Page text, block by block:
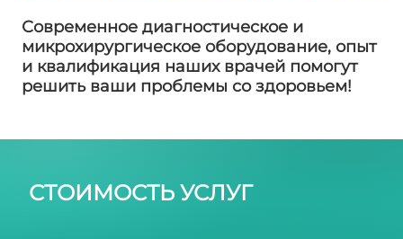
Современное диагностическое и
микрохирургическое оборудование, опыт
и квалификация наших врачей помогут
решить ваши проблемы со здоровьем!
СТОИМОСТЬ УСЛУГ